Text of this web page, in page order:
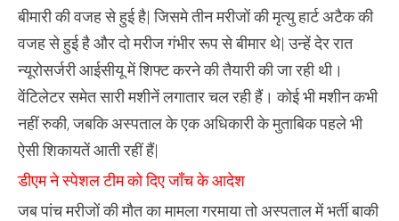
बीमारी की वजह से हुई है| जिसमे तीन मरीजों की मृत्यु हार्ट अटैक की
वजह से हुई है और दो मरीज गंभीर रूप से बीमार थे| उन्हें देर रात
न्यूरोसर्जरी आईसीयू में शिफ्ट करने की तैयारी की जा रही थी।
वेंट‍िलेटर समेत सारी मशीनें लगातार चल रही हैं। कोई भी मशीन कभी
नहीं रुकी, जबक‍ि अस्‍पताल के एक अध‍िकारी के मुताब‍िक पहले भी
ऐसी श‍िकायतें आती रहीं हैं|
डीएम ने स्पेशल टीम को दिए जाँच के आदेश
जब पांच मरीजों की मौत का मामला गरमाया तो अस्पताल में भर्ती बाकी